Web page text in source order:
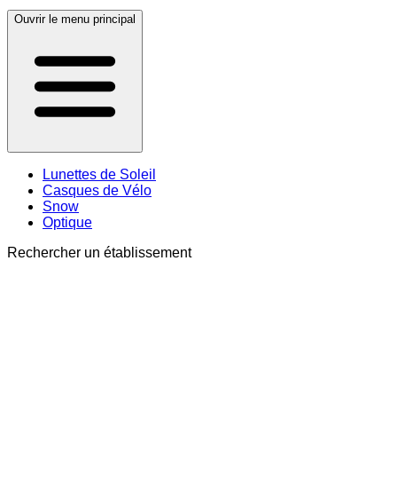
Ouvrir le menu principal
Lunettes de Soleil
Casques de Vélo
Snow
Optique
Rechercher un établissement